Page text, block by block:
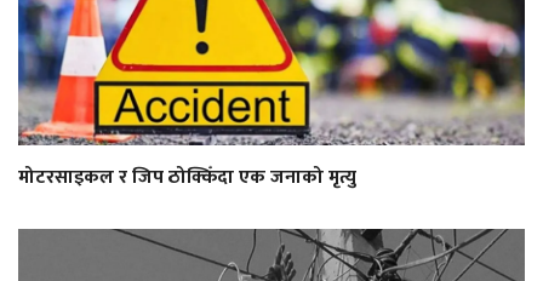
मोटरसाइकल र जिप ठोक्किँदा एक जनाको मृत्यु